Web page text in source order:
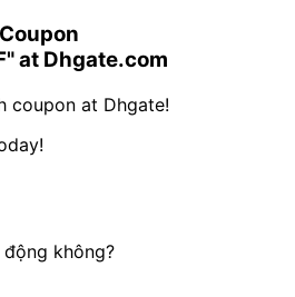
at Dhgate.com
coupon at Dhgate!
không?